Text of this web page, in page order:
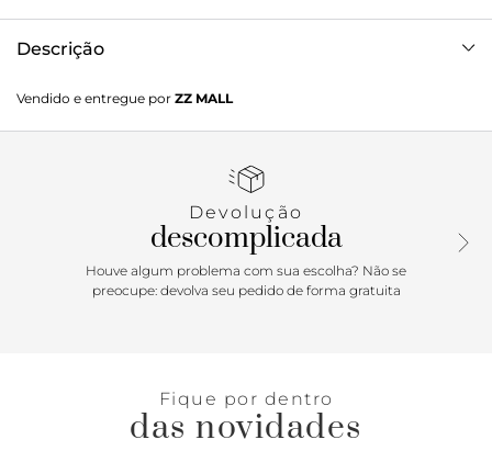
Descrição
retangular e material em tecido de linho, com efeito
tramado. Traz alça transversal e removível em tirinha fina -
forro interno em vermelho, traz bolso flat e etiqueta
no tampo, por botão de ímã. Traz aplicação de maxi adorno
metálico em concha do mar, centralizado no tampo frontal.
Porque Apostar: Essência costeira em alta para os dias
ensolarados do Verão’26 Anacapri. Um toque elegante e
elementos marinhos agregam na bolsa! Summer vibes
Vendido e entregue por ZZ MALL
Devolução
descomplicada
Houve algum problema com sua escolha? Não se
preocupe: devolva seu pedido de forma gratuita
Fique por dentro
das novidades